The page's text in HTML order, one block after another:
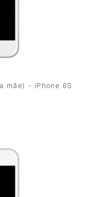
mãe) - iPhone 6S